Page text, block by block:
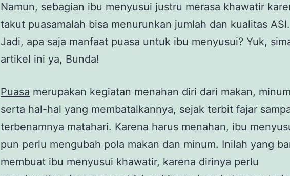
Namun, sebagian ibu menyusui justru merasa khawatir
takut puasamalah bisa menurunkan jumlah dan kualitas ASI.
Jadi, apa saja manfaat puasa untuk ibu menyusui? Yuk,
artikel ini ya, Bunda!
Puasa merupakan kegiatan menahan diri dari makan, minum
serta hal-hal yang membatalkannya, sejak terbit fajar
terbenamnya matahari. Karena harus menahan, ibu
pun perlu mengubah pola makan dan minum. Inilah yang
membuat ibu menyusui khawatir, karena dirinya perlu